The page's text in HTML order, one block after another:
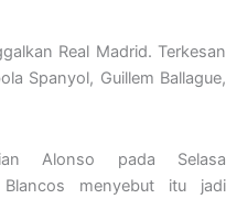
Real Madrid. Terkesan
Spanyol, Guillem Ballague,
Alonso pada Selasa
menyebut itu jadi